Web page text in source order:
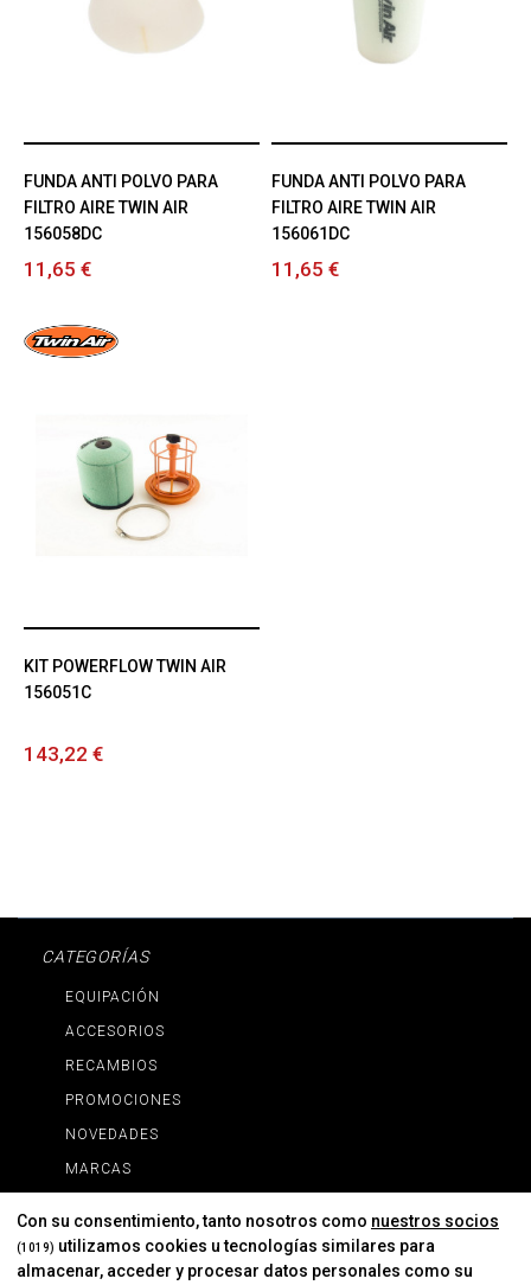
FUNDA ANTI POLVO PARA
FILTRO AIRE TWIN AIR
156058DC
11,65 €
FUNDA ANTI POLVO PARA
FILTRO AIRE TWIN AIR
156061DC
11,65 €
KIT POWERFLOW TWIN AIR
156051C
143,22 €
CATEGORÍAS
EQUIPACIÓN
ACCESORIOS
RECAMBIOS
PROMOCIONES
NOVEDADES
MARCAS
INFORMACIÓN
Con su consentimiento, tanto nosotros como nuestros socios
(1019) utilizamos cookies u tecnologías similares para
almacenar, acceder y procesar datos personales como su